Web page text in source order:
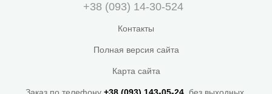
+38 (093) 14-30-524
Контакты
Полная версия сайта
Карта сайта